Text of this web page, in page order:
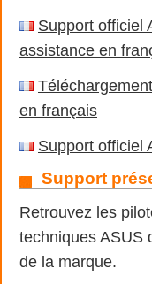
Support officiel
assistance en
en français
Support officiel
Support
Retrouvez les
techniques ASUS
de la marque.